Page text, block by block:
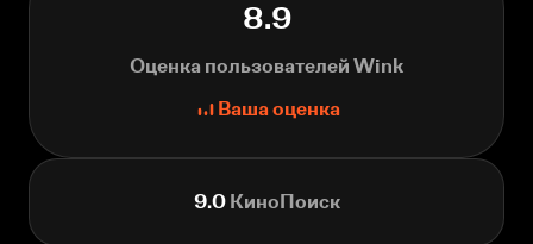
8.9
Оценка пользователей Wink
Ваша оценка
9.0КиноПоиск